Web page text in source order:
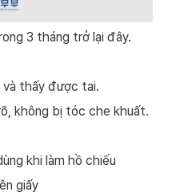
3 tháng trở lại đây.
thấy được tai.
không bị tóc che khuất.
khi làm hồ chiếu
giấy